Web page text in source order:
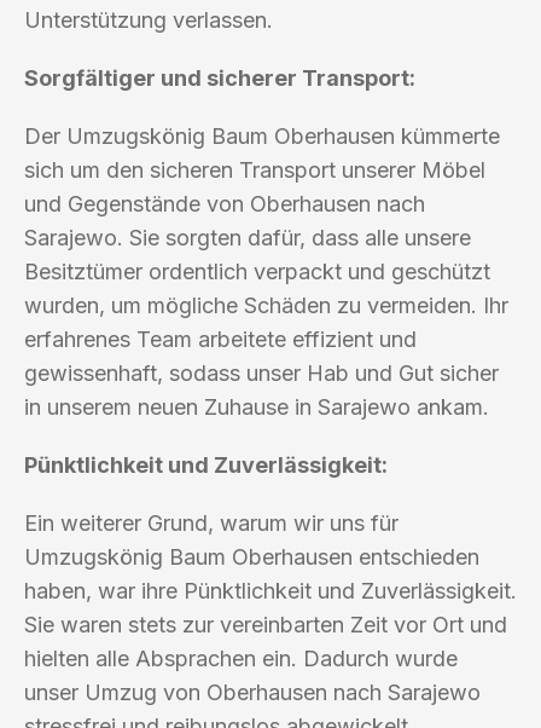
Unterstützung verlassen.
Sorgfältiger und sicherer Transport:
Der Umzugskönig Baum Oberhausen kümmerte
sich um den sicheren Transport unserer Möbel
und Gegenstände von Oberhausen nach
Sarajewo. Sie sorgten dafür, dass alle unsere
Besitztümer ordentlich verpackt und geschützt
wurden, um mögliche Schäden zu vermeiden. Ihr
erfahrenes Team arbeitete effizient und
gewissenhaft, sodass unser Hab und Gut sicher
in unserem neuen Zuhause in Sarajewo ankam.
Pünktlichkeit und Zuverlässigkeit:
Ein weiterer Grund, warum wir uns für
Umzugskönig Baum Oberhausen entschieden
haben, war ihre Pünktlichkeit und Zuverlässigkeit.
Sie waren stets zur vereinbarten Zeit vor Ort und
hielten alle Absprachen ein. Dadurch wurde
unser Umzug von Oberhausen nach Sarajewo